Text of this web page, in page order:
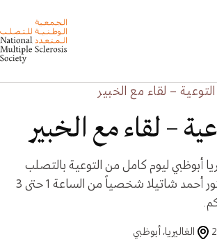
– لقاء مع الخبير
– لقاء مع الخبير
أبوظبي ليوم كامل من التوعية بالتصلب
المتعدد. التَقوا بالدكتور أحمد شاتيلا شخصياً من الساعة 1 حتى 3
الغاليريا، أبوظبي